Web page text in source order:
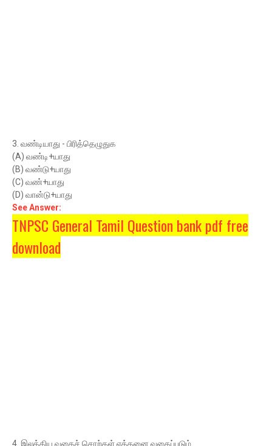
3. வண்டியாது - பிரித்தெழுதுக
(A) வண்டி+யாது
(B) வண்டு+யாது
(C) வண்+யாது
(D) வான்டு+யாது
See Answer:
TNPSC General Tamil Question bank pdf free
download
4. இலக்கிய வகைச் சொற்கள் எத்தனை வகைப்படும்